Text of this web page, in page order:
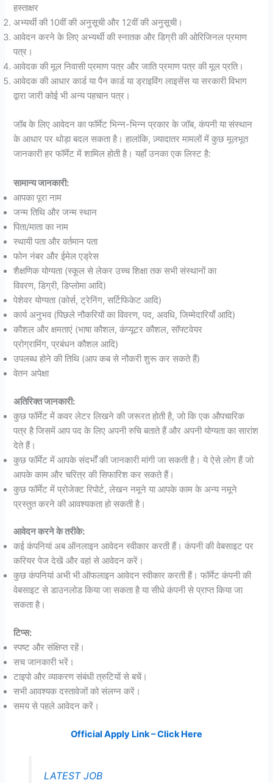
हस्ताक्षर
अभ्यर्थी की 10वीं की अनुसूची और 12वीं की अनुसूची।
आवेदन करने के लिए अभ्यर्थी की स्नातक और डिग्री की ओरिजिनल प्रमाण
पत्र।
आवेदक की मूल निवासी प्रमाण पत्र और जाति प्रमाण पत्र की मूल प्रति।
आवेदक की आधार कार्ड या पैन कार्ड या ड्राइविंग लाइसेंस या सरकारी विभाग
द्वारा जारी कोई भी अन्य पहचान पत्र।
जॉब के लिए आवेदन का फॉर्मेट भिन्न-भिन्न प्रकार के जॉब, कंपनी या संस्थान
के आधार पर थोड़ा बदल सकता है। हालांकि, ज़्यादातर मामलों में कुछ मूलभूत
जानकारी हर फॉर्मेट में शामिल होती है। यहाँ उनका एक लिस्ट है:
सामान्य जानकारी:
आपका पूरा नाम
जन्म तिथि और जन्म स्थान
पिता/माता का नाम
स्थायी पता और वर्तमान पता
फोन नंबर और ईमेल एड्रेस
शैक्षणिक योग्यता (स्कूल से लेकर उच्च शिक्षा तक सभी संस्थानों का
विवरण, डिग्री, डिप्लोमा आदि)
पेशेवर योग्यता (कोर्स, ट्रेनिंग, सर्टिफिकेट आदि)
कार्य अनुभव (पिछले नौकरियों का विवरण, पद, अवधि, जिम्मेदारियाँ आदि)
कौशल और क्षमताएं (भाषा कौशल, कंप्यूटर कौशल, सॉफ्टवेयर
प्रोग्रामिंग, प्रबंधन कौशल आदि)
उपलब्ध होने की तिथि (आप कब से नौकरी शुरू कर सकते हैं)
वेतन अपेक्षा
अतिरिक्त जानकारी:
कुछ फॉर्मेट में कवर लेटर लिखने की जरूरत होती है, जो कि एक औपचारिक
पत्र है जिसमें आप पद के लिए अपनी रुचि बताते हैं और अपनी योग्यता का सारांश
देते हैं।
कुछ फॉर्मेट में आपके संदर्भों की जानकारी मांगी जा सकती है। ये ऐसे लोग हैं जो
आपके काम और चरित्र की सिफारिश कर सकते हैं।
कुछ फॉर्मेट में प्रोजेक्ट रिपोर्ट, लेखन नमूने या आपके काम के अन्य नमूने
प्रस्तुत करने की आवश्यकता हो सकती है।
आवेदन करने के तरीके:
कई कंपनियां अब ऑनलाइन आवेदन स्वीकार करती हैं। कंपनी की वेबसाइट पर
करियर पेज देखें और वहां से आवेदन करें।
कुछ कंपनियां अभी भी ऑफलाइन आवेदन स्वीकार करती हैं। फॉर्मेट कंपनी की
वेबसाइट से डाउनलोड किया जा सकता है या सीधे कंपनी से प्राप्त किया जा
सकता है।
टिप्स:
स्पष्ट और संक्षिप्त रहें।
सच जानकारी भरें।
टाइपो और व्याकरण संबंधी त्रुटियों से बचें।
सभी आवश्यक दस्तावेजों को संलग्न करें।
समय से पहले आवेदन करें।
Official Apply Link – Click Here
LATEST JOB